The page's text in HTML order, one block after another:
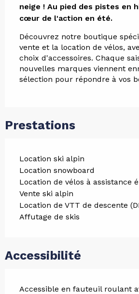
neige ! Au pied des pistes en
cœur de l'action en été.
Découvrez notre boutique
vente et la location de vélos,
choix d'accessoires. Chaque
nouvelles marques viennent
sélection pour répondre à vos
Prestations
Location ski alpin
Location snowboard
Location de vélos à assistance
Vente ski alpin
Location de VTT de descente
Affutage de skis
Accessibilité
Accessible en fauteuil roulant